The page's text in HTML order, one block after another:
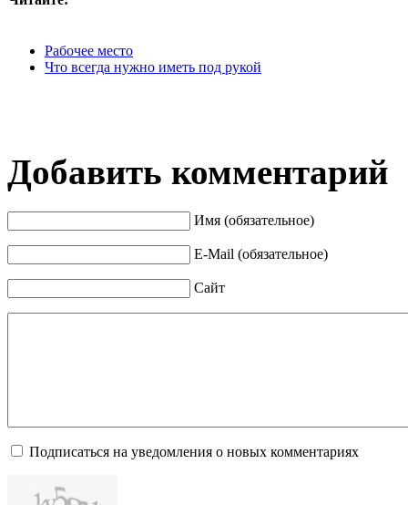
Рабочее место
Что всегда нужно иметь под рукой
Добавить комментарий
Имя (обязательное)
E-Mail (обязательное)
Сайт
Подписаться на уведомления о новых комментариях